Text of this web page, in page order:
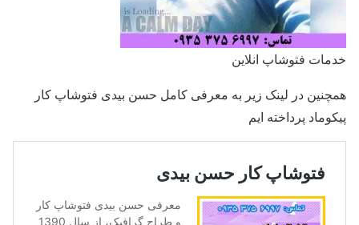
خدمات فتوشاپ انلاین
همچنین در لینک زیر به معرفی کامل حسن بیدی فتوشاپ کار
پیکوماد پرداخته ایم